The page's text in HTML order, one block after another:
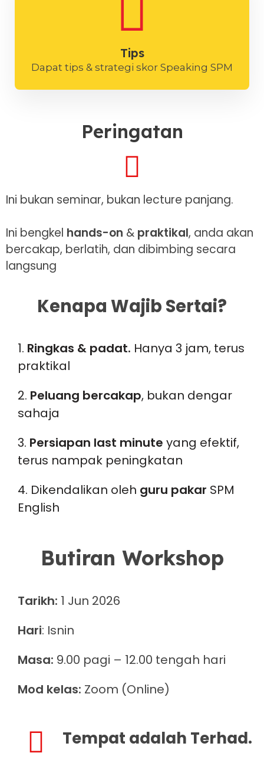
Tips
Dapat tips & strategi skor Speaking SPM
Peringatan
Ini bukan seminar, bukan lecture panjang.
Ini bengkel hands-on & praktikal, anda akan
bercakap, berlatih, dan dibimbing secara
langsung
Kenapa Wajib Sertai?
Ringkas & padat. Hanya 3 jam, terus
praktikal
Peluang bercakap, bukan dengar
sahaja
Persiapan last minute yang efektif,
terus nampak peningkatan
Dikendalikan oleh guru pakar SPM
English
Butiran Workshop
Tarikh: 1 Jun 2026
Hari: Isnin
Masa: 9.00 pagi – 12.00 tengah hari
Mod kelas: Zoom (Online)
Tempat adalah Terhad.